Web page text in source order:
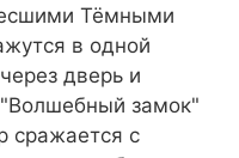
Тёмными
в одной
дверь и
"Волшебный замок"
сражается с